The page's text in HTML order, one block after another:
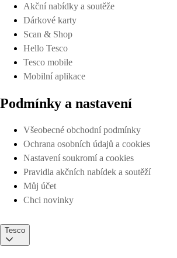
Akční nabídky a soutěže
Dárkové karty
Scan & Shop
Hello Tesco
Tesco mobile
Mobilní aplikace
Podmínky a nastavení
Všeobecné obchodní podmínky
Ochrana osobních údajů a cookies
Nastavení soukromí a cookies
Pravidla akčních nabídek a soutěží
Můj účet
Chci novinky
Tesco